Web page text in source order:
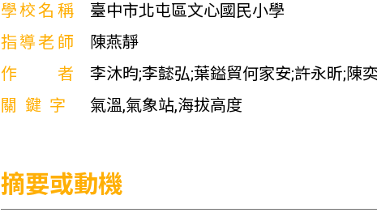
學校名稱
臺中市北屯區文心國民小學
指導老師
陳燕靜
作者
李沐昀;李懿弘;葉鎰貿何家安;許永昕;陳
關鍵字
氣溫,氣象站,海拔高度
摘要或動機